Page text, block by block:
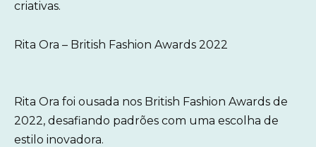
criativas.
Rita Ora – British Fashion Awards 2022
Rita Ora foi ousada nos British Fashion Awards de
2022, desafiando padrões com uma escolha de
estilo inovadora.